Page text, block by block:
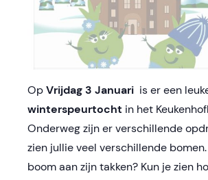
OpVrijdag 3 Januari is er een
winterspeurtocht in het
Onderweg zijn er verschillende
zien jullie veel verschillende bomen.
boom aan zijn takken? Kun je zien